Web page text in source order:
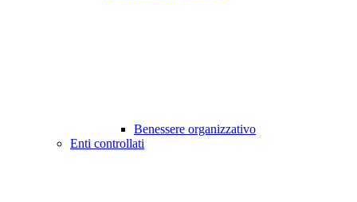
Benessere organizzativo
Enti controllati